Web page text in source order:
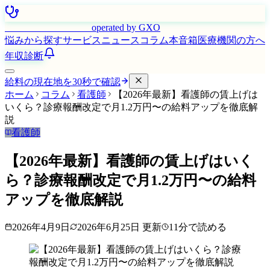
operated by GXO
悩みから探すサービスニュース コラム本音箱医療機関の方へ
年収診断
給料の現在地を30秒で確認
ホーム
コラム 看護師
【2026年最新】看護師の賃上げは
いくら？診療報酬改定で月1.2万円〜の給料アップを徹底解
説
看護師
【2026年最新】看護師の賃上げはいく
ら？診療報酬改定で月1.2万円〜の給料
アップを徹底解説
2026年4月9日 2026年6月25日 更新 11分で読める